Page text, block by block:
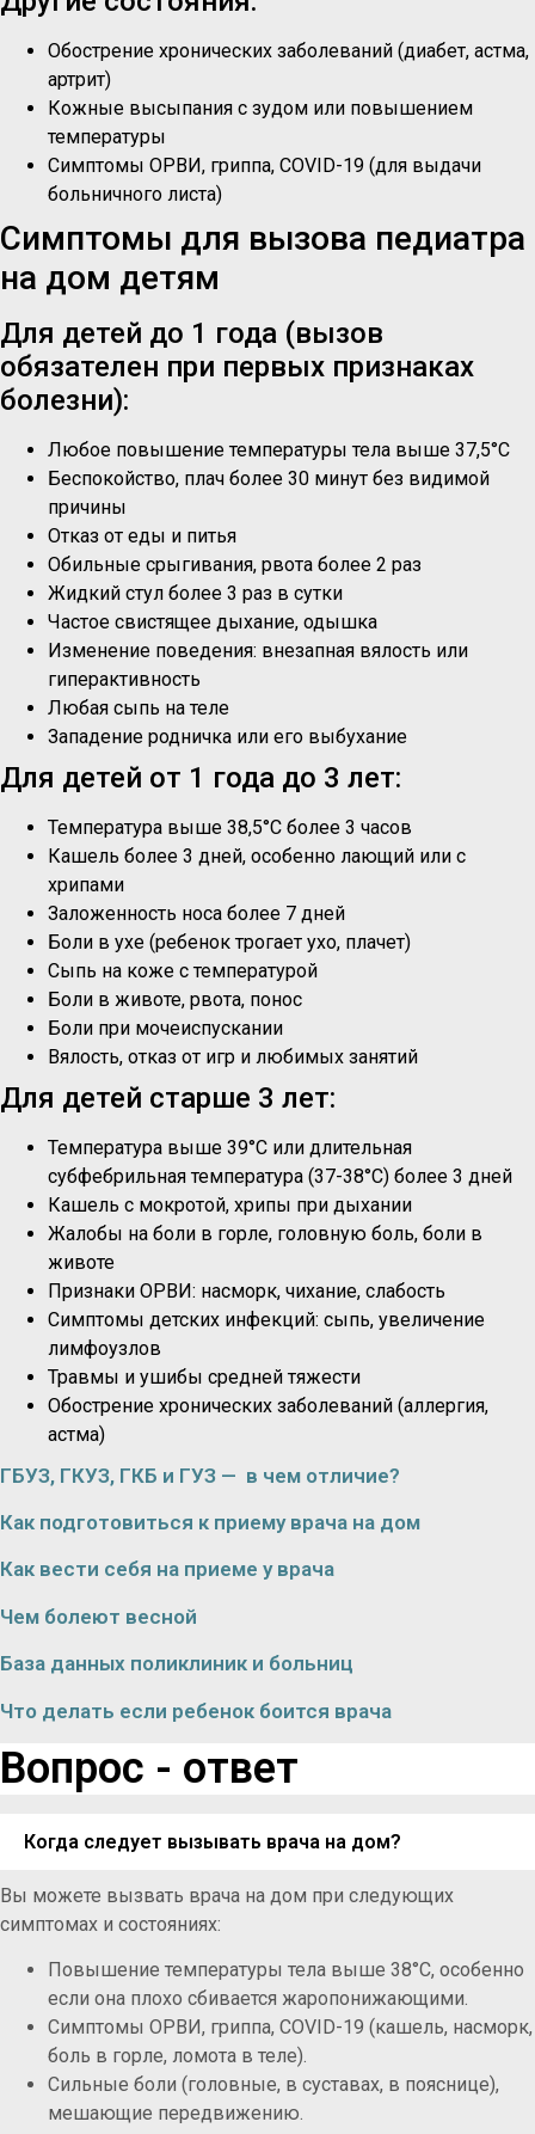
Обострение хронических заболеваний (диабет, астма,
артрит)
Кожные высыпания с зудом или повышением
температуры
Симптомы ОРВИ, гриппа, COVID-19 (для выдачи
больничного листа)
Симптомы для вызова педиатра
на дом детям
Для детей до 1 года (вызов
обязателен при первых признаках
болезни):
Любое повышение температуры тела выше 37,5°C
Беспокойство, плач более 30 минут без видимой
причины
Отказ от еды и питья
Обильные срыгивания, рвота более 2 раз
Жидкий стул более 3 раз в сутки
Частое свистящее дыхание, одышка
Изменение поведения: внезапная вялость или
гиперактивность
Любая сыпь на теле
Западение родничка или его выбухание
Для детей от 1 года до 3 лет:
Температура выше 38,5°C более 3 часов
Кашель более 3 дней, особенно лающий или с
хрипами
Заложенность носа более 7 дней
Боли в ухе (ребенок трогает ухо, плачет)
Сыпь на коже с температурой
Боли в животе, рвота, понос
Боли при мочеиспускании
Вялость, отказ от игр и любимых занятий
Для детей старше 3 лет:
Температура выше 39°C или длительная
субфебрильная температура (37-38°C) более 3 дней
Кашель с мокротой, хрипы при дыхании
Жалобы на боли в горле, головную боль, боли в
животе
Признаки ОРВИ: насморк, чихание, слабость
Симптомы детских инфекций: сыпь, увеличение
лимфоузлов
Травмы и ушибы средней тяжести
Обострение хронических заболеваний (аллергия,
астма)
ГБУЗ, ГКУЗ, ГКБ и ГУЗ — в чем отличие?
Как подготовиться к приему врача на дом
Как вести себя на приеме у врача
Чем болеют весной
База данных поликлиник и больниц
Что делать если ребенок боится врача
Вопрос - ответ
Когда следует вызывать врача на дом?
Вы можете вызвать врача на дом при следующих
симптомах и состояниях:
Повышение температуры тела выше 38°C, особенно
если она плохо сбивается жаропонижающими.
Симптомы ОРВИ, гриппа, COVID-19 (кашель, насморк,
боль в горле, ломота в теле).
Сильные боли (головные, в суставах, в пояснице),
мешающие передвижению.